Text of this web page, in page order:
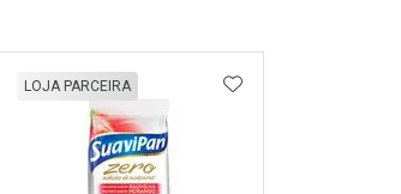
AOS FAVORITOS
LOJA PARCEIRA ADICIONAR AOS